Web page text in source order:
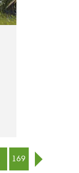
169